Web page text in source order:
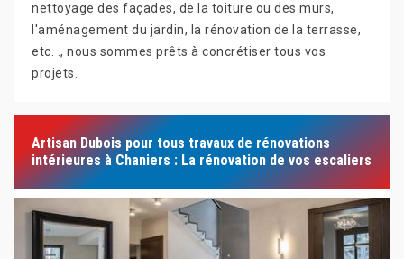
nettoyage des façades, de la toiture ou des murs,
l'aménagement du jardin, la rénovation de la terrasse,
etc. ., nous sommes prêts à concrétiser tous vos
projets.
Artisan Dubois pour tous travaux de rénovations
intérieures à Chaniers : La rénovation de vos escaliers